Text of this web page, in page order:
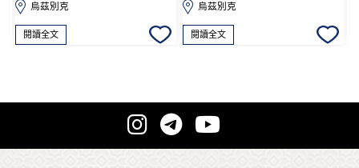
烏茲別克
閱讀全文
烏茲別克
閱讀全文